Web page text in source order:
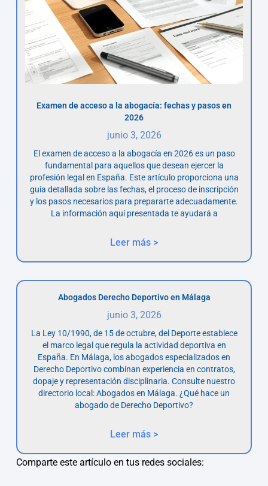
Examen de acceso a la abogacía: fechas y pasos en
2026
junio 3, 2026
El examen de acceso a la abogacía en 2026 es un paso
fundamental para aquellos que desean ejercer la
profesión legal en España. Este artículo proporciona una
guía detallada sobre las fechas, el proceso de inscripción
y los pasos necesarios para prepararte adecuadamente.
La información aquí presentada te ayudará a
Leer más >
Abogados Derecho Deportivo en Málaga
junio 3, 2026
La Ley 10/1990, de 15 de octubre, del Deporte establece
el marco legal que regula la actividad deportiva en
España. En Málaga, los abogados especializados en
Derecho Deportivo combinan experiencia en contratos,
dopaje y representación disciplinaria. Consulte nuestro
directorio local: Abogados en Málaga. ¿Qué hace un
abogado de Derecho Deportivo?
Leer más >
Comparte este artículo en tus redes sociales: